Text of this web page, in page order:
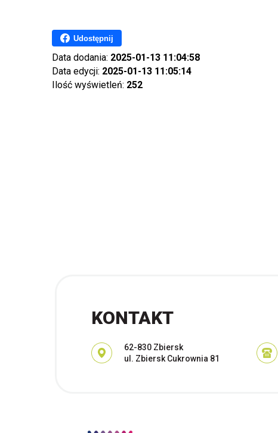
Udostępnij
Data dodania: 2025-01-13 11:04:58
Data edycji: 2025-01-13 11:05:14
Ilość wyświetleń: 252
KONTAKT
Adres pocztowy:
62-830 Zbiersk
ul. Zbiersk Cukrownia 81